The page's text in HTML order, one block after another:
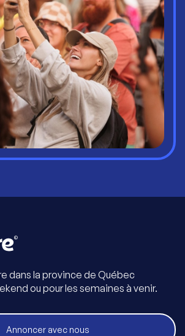
dans la province de Québec
ou pour les semaines à venir.
Annoncer avec nous